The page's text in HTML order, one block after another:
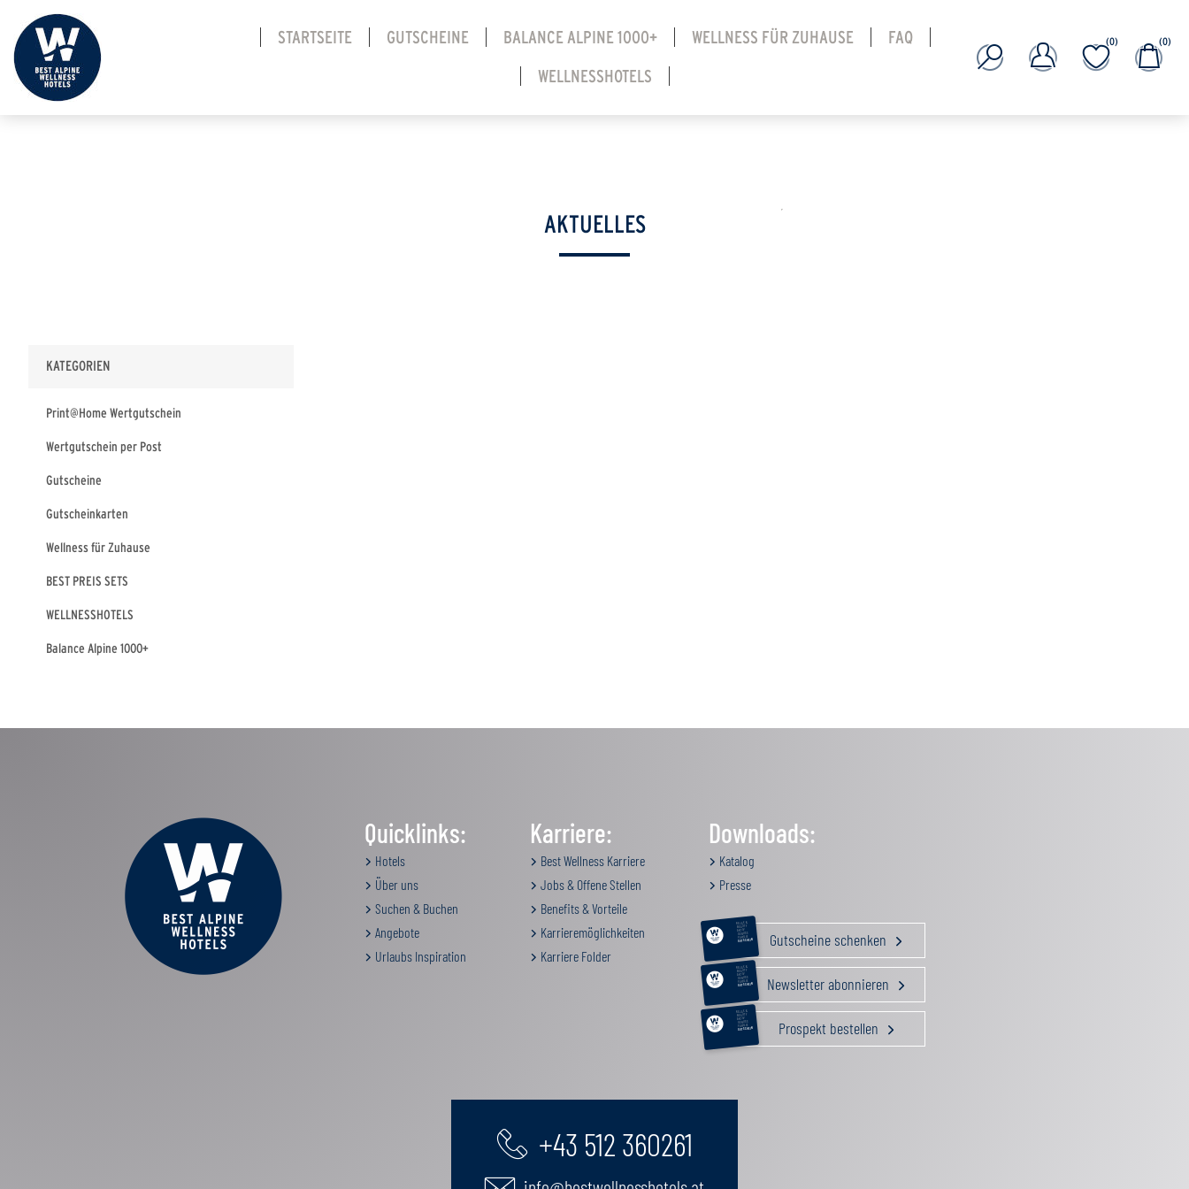
STARTSEITE GUTSCHEINE BALANCE ALPINE 1000+ WELLNESS FÜR ZUHAUSE FAQ
WELLNESSHOTELS
(0) (0)
AKTUELLES
KATEGORIEN
Print@Home Wertgutschein
Wertgutschein per Post
Gutscheine
Gutscheinkarten
Wellness für Zuhause
BEST PREIS SETS
WELLNESSHOTELS
Balance Alpine 1000+
Quicklinks:
Hotels
Über uns
Suchen & Buchen
Angebote
Urlaubs Inspiration
Karriere:
Best Wellness Karriere
Jobs & Offene Stellen
Benefits & Vorteile
Karrieremöglichkeiten
Karriere Folder
Downloads:
Katalog
Presse
RELAX &
BEAUTY
AKTIV
GENUSS
FAMILIE
GUTSCHEIN Gutscheine schenken
RELAX &
BEAUTY
AKTIV
GENUSS
FAMILIE
GUTSCHEIN Newsletter abonnieren
RELAX &
BEAUTY
AKTIV
GENUSS
FAMILIE
GUTSCHEIN Prospekt bestellen
+43 512 360261